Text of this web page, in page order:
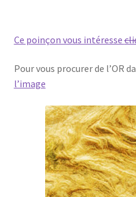
Ce poinçon vous intéresse
Pour vous procurer de l’OR
l’image